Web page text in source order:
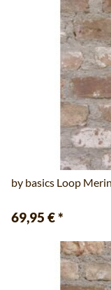
by basics Loop
69,95 €*